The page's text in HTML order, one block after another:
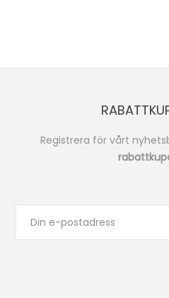
Registrera för vårt